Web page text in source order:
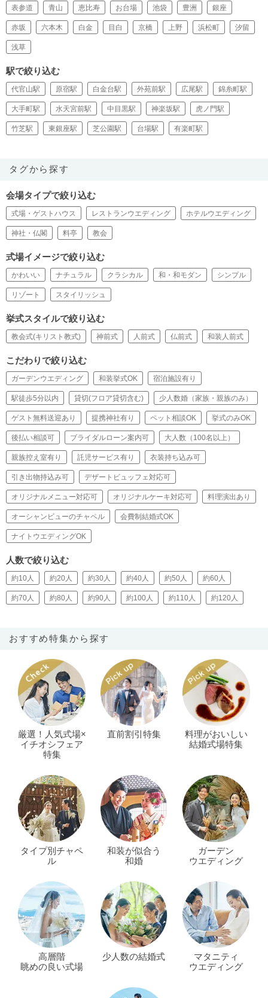
表参道 青山 恵比寿 お台場 池袋 豊洲 銀座
赤坂 六本木 白金 目白 京橋 上野 浜松町 汐留
浅草
駅で絞り込む
代官山駅 原宿駅 白金台駅 外苑前駅 広尾駅 錦糸町駅
大手町駅 水天宮前駅 中目黒駅 神楽坂駅 虎ノ門駅
竹芝駅 東銀座駅 芝公園駅 台場駅 有楽町駅
タグから探す
会場タイプで絞り込む
式場・ゲストハウス レストランウエディング ホテルウエディング
神社・仏閣 料亭 教会
式場イメージで絞り込む
かわいい ナチュラル クラシカル 和・和モダン シンプル
リゾート スタイリッシュ
挙式スタイルで絞り込む
教会式(キリスト教式) 神前式 人前式 仏前式 和装人前式
こだわりで絞り込む
ガーデンウエディング 和装挙式OK 宿泊施設有り
駅徒歩5分以内 貸切(フロア貸切含む) 少人数婚（家族・親族のみ）
ゲスト無料送迎あり 提携神社有り ペット相談OK 挙式のみOK
後払い相談可 ブライダルローン案内可 大人数（100名以上）
親族控え室有り 託児サービス有り 衣装持ち込み可
引き出物持込み可 デザートビュッフェ対応可
オリジナルメニュー対応可 オリジナルケーキ対応可 料理演出あり
オーシャンビューのチャペル 会費制結婚式OK
ナイトウエディングOK
人数で絞り込む
約10人 約20人 約30人 約40人 約50人 約60人
約70人 約80人 約90人 約100人 約110人 約120人
おすすめ特集から探す
厳選！人気式場×
イチオシフェア
特集
直前割引特集
料理がおいしい
結婚式場特集
タイプ別チャペ
ル
和装が似合う
和婚
ガーデン
ウエディング
高層階
眺めの良い式場
少人数の結婚式
マタニティ
ウエディング